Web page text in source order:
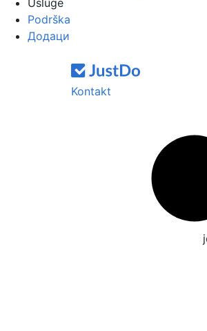
Usluge
Podrška
Додаци
Kontakt